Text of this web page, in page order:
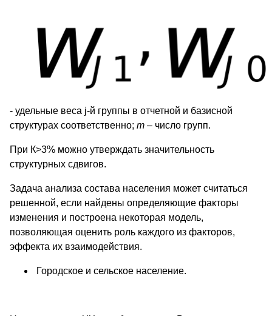
- удельные веса j-й группы в отчетной и базисной
структурах соответственно; m – число групп.
При К>3% можно утверждать значительность
структурных сдвигов.
Задача анализа состава населения может считаться
решенной, если найдены определяющие факторы
изменения и построена некоторая модель,
позволяющая оценить роль каждого из факторов,
эффекта их взаимодействия.
Городское и сельское население.